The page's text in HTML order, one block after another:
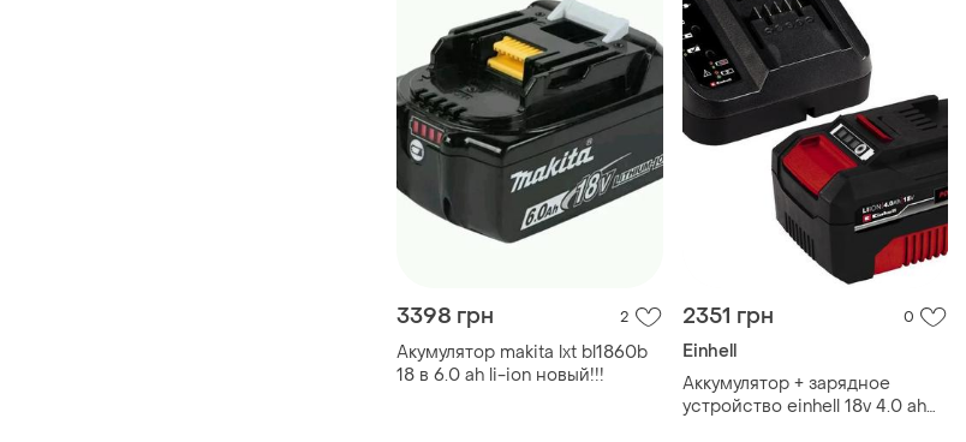
3398 грн 2
Акумулятор makita lxt bl1860b
18 в 6.0 ah li-ion новый!!!
2351 грн 0
Einhell
Аккумулятор + зарядное
устройство einhell 18v 4.0 ah